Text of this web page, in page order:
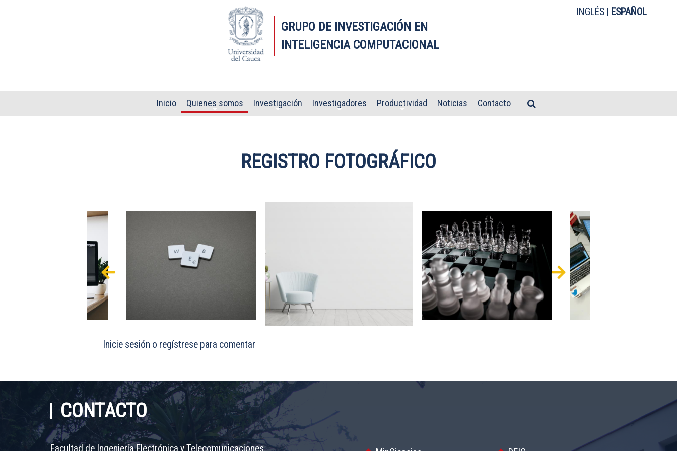
INGLÉS ESPAÑOL
GRUPO DE INVESTIGACIÓN EN
INTELIGENCIA COMPUTACIONAL
Inicio Quienes somos Investigación Investigadores Productividad Noticias Contacto
REGISTRO FOTOGRÁFICO
Inicie sesión o regístresepara comentar
CONTACTO